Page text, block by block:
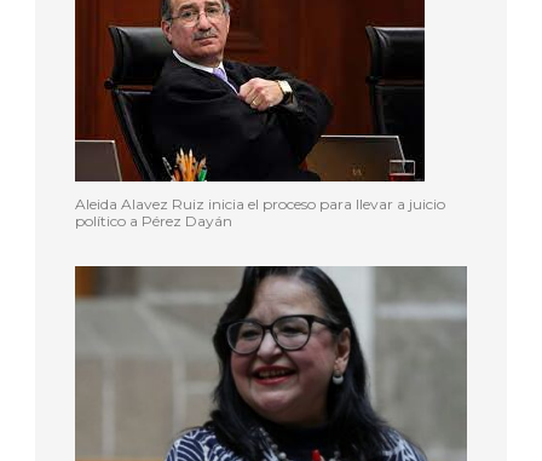
Aleida Alavez Ruiz inicia el proceso para llevar a juicio
político a Pérez Dayán